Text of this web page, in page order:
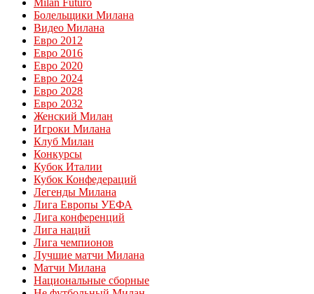
Болельщики Милана
Видео Милана
Евро 2012
Евро 2016
Евро 2020
Евро 2024
Евро 2028
Евро 2032
Женский Милан
Игроки Милана
Клуб Милан
Конкурсы
Кубок Италии
Кубок Конфедераций
Легенды Милана
Лига Европы УЕФА
Лига конференций
Лига наций
Лига чемпионов
Лучшие матчи Милана
Матчи Милана
Национальные сборные